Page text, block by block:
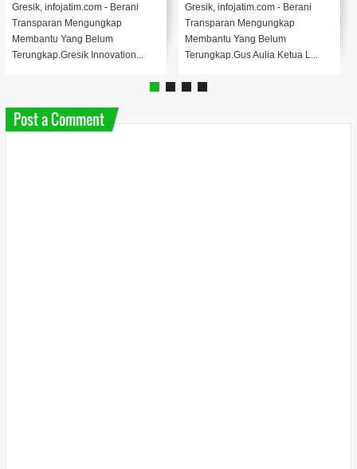
MBG
Gresik, infojatim.com - Berani
Transparan Mengungkap
Membantu Yang Belum
Terungkap.Wabup Gresik, Asl...
Jakarta, infojatim.com - Berani
Transparan Mengungkap
Membantu Yang Belum
Terungkap.Presiden Prabowo...
Post a Comment